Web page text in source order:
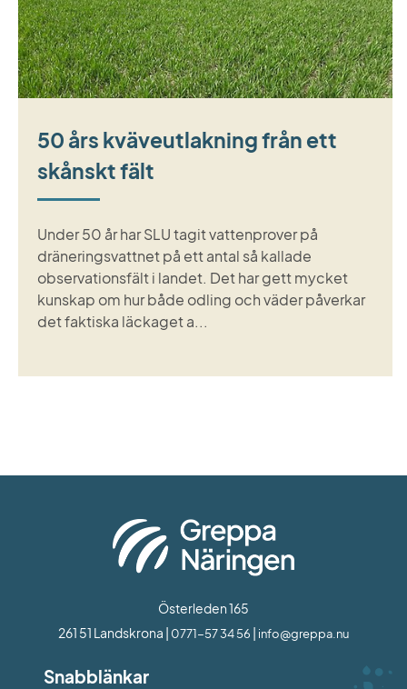
50 års kväveutlakning från ett
skånskt fält
Under 50 år har SLU tagit vattenprover på
dräneringsvattnet på ett antal så kallade
observationsfält i landet. Det har gett mycket
kunskap om hur både odling och väder påverkar
det faktiska läckaget a...
Österleden 165
261 51 Landskrona |
0771-57 34 56 info@greppa.nu
Snabblänkar